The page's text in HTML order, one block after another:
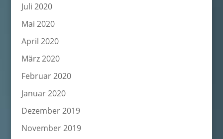
Juli 2020
Mai 2020
April 2020
März 2020
Februar 2020
Januar 2020
Dezember 2019
November 2019